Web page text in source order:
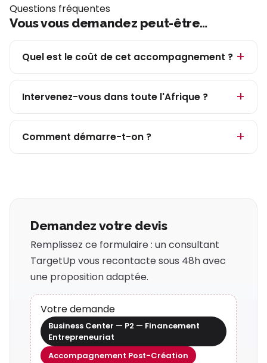
Questions fréquentes
Vous vous demandez peut-être…
Quel est le coût de cet accompagnement ?
Intervenez-vous dans toute l'Afrique ?
Comment démarre-t-on ?
Demandez votre devis
Remplissez ce formulaire : un consultant
TargetUp vous recontacte sous 48h avec
une proposition adaptée.
Votre demande
Business Center — P2 — Financement
Entrepreneuriat
Accompagnement Post-Création